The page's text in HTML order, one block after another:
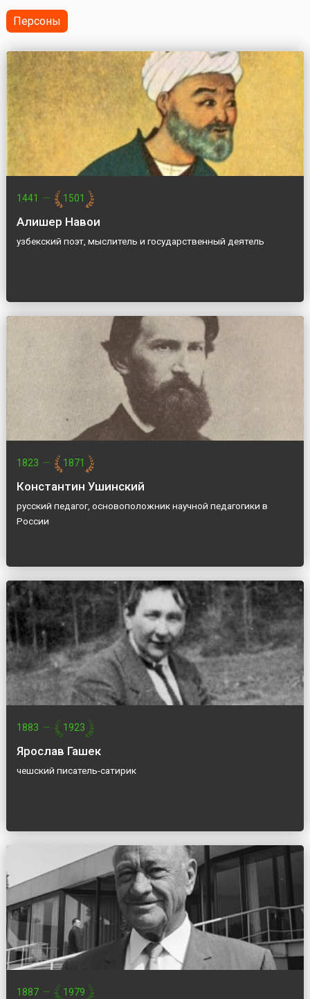
Первый пол...
Персоны
1441 — 1501
Алишер Навои
узбекский поэт, мыслитель и государственный деятель
1823 — 1871
Константин Ушинский
русский педагог, основоположник научной педагогики в
России
1883 — 1923
Ярослав Гашек
чешский писатель-сатирик
1887 — 1979